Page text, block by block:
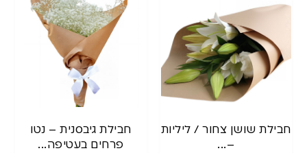
חבילת שושן צחור / ליליות
–...
חבילת גיבסנית – נטו
פרחים בעטיפה...